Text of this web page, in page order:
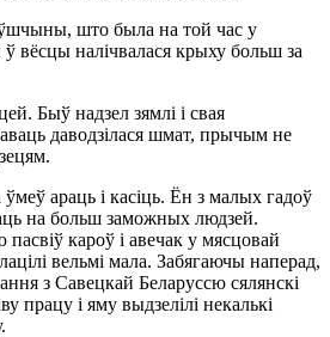
што была на той час у
вёсцы налічвалася крыху больш за
Быў надзел зямлі і свая
даводзілася шмат, прычым не
араць і касіць. Ён з малых гадоў
на больш заможных людзей.
кароў і авечак у мясцовай
вельмі мала. Забягаючы наперад,
з Савецкай Беларуссю сялянскі
працу і яму выдзелілі некалькі